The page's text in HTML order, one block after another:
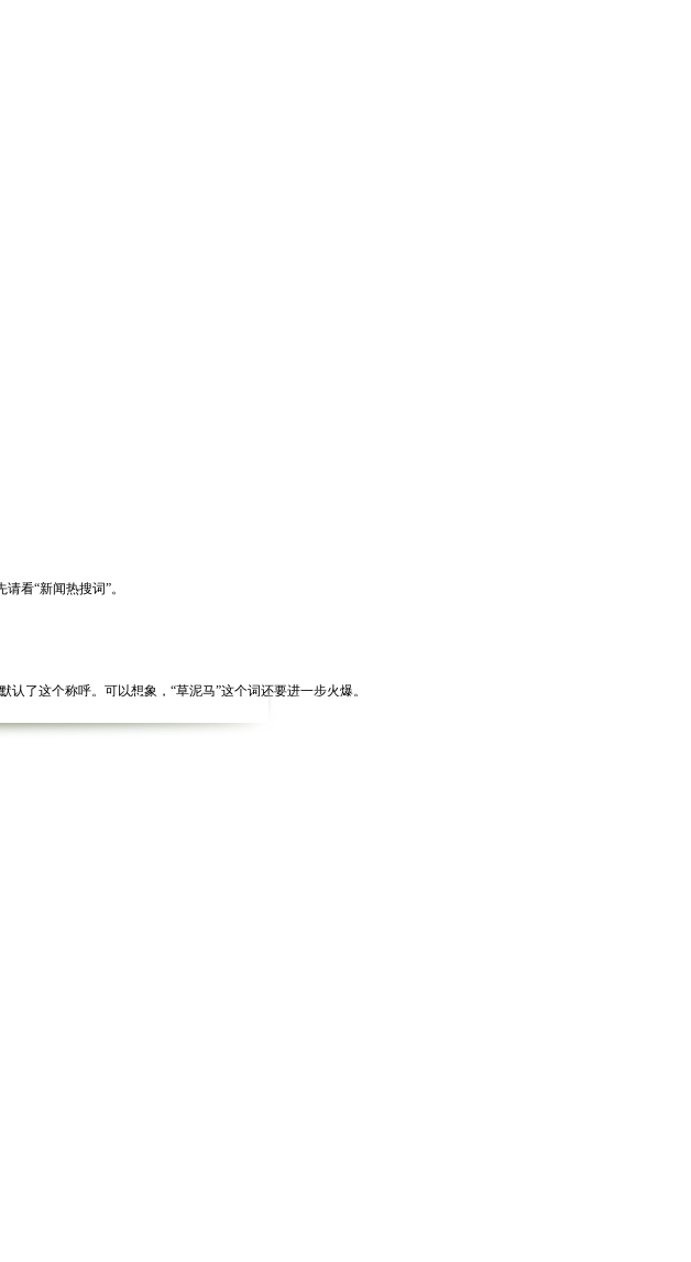
看“新闻热搜词”。
了这个称呼。可以想象，“草泥马”这个词还要进一步火爆。
站提醒等功能，市民可以通过扫描车内拉手环上的二维码进行免费下载。候车so easy~
台笔记本电脑和一台无线路由器设备，没多久就入账500元。那说到坐火车，总是要买点东西的嘛。但买不
演。有小伙伴还给他们写了付对联，上联：香烟啤酒矿泉水烤鱼片了啊～下联：白酒饮料方便面火腿肠了
大腿，空间是最对的稀缺资源，你这时候要是想上个厕所还真是难于上青天。可你只要跟在售货员的后面，
的零食也稍显“低级”，烧鸡、白酒、花生豆，以及悲剧的泡面、飘香的鸭脖、猥琐的火腿肠……吃起来绝对
买娃哈哈、康师傅、奥利奥，结果买到的是娃恰恰、康帅博、奥立奥……还有就是，来卖盒饭的时候别着